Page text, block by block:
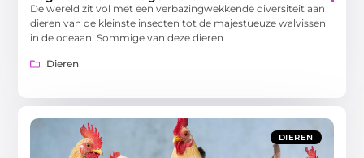
De wereld zit vol met een verbazingwekkende diversiteit aan
dieren van de kleinste insecten tot de majestueuze walvissen
in de oceaan. Sommige van deze dieren
Dieren
DIEREN